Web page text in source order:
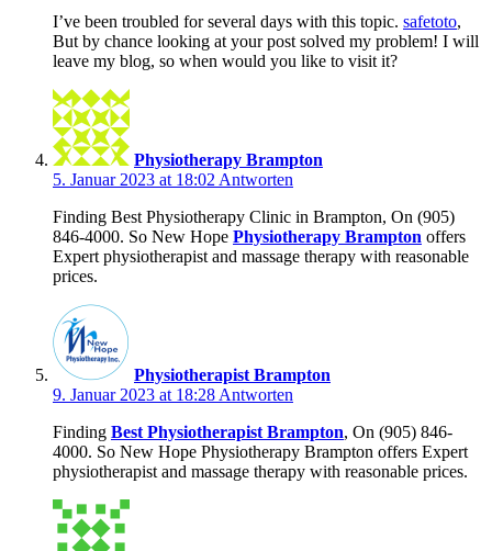
I’ve been troubled for several days with this topic. safetoto,
But by chance looking at your post solved my problem! I will
leave my blog, so when would you like to visit it?
Physiotherapy Brampton
5. Januar 2023 at 18:02Antworten
Finding Best Physiotherapy Clinic in Brampton, On (905)
846-4000. So New Hope Physiotherapy Brampton offers
Expert physiotherapist and massage therapy with reasonable
prices.
Physiotherapist Brampton
9. Januar 2023 at 18:28Antworten
Finding Best Physiotherapist Brampton, On (905) 846-
4000. So New Hope Physiotherapy Brampton offers Expert
physiotherapist and massage therapy with reasonable prices.